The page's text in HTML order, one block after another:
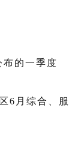
的一季度
6月综合、服